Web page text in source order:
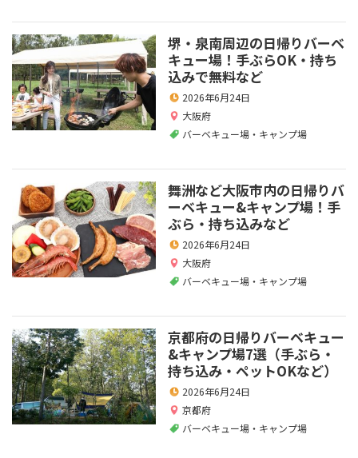
堺・泉南周辺の日帰りバーベ
キュー場！手ぶらOK・持ち
込みで無料など
2026年6月24日
大阪府
バーベキュー場・キャンプ場
舞洲など大阪市内の日帰りバ
ーベキュー&キャンプ場！手
ぶら・持ち込みなど
2026年6月24日
大阪府
バーベキュー場・キャンプ場
京都府の日帰りバーベキュー
&キャンプ場7選（手ぶら・
持ち込み・ペットOKなど）
2026年6月24日
京都府
バーベキュー場・キャンプ場